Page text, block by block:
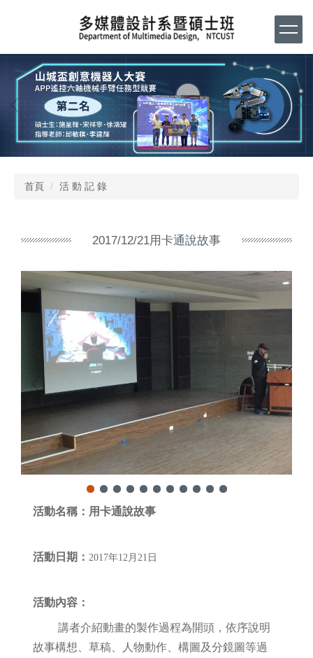
要
區
首頁 活 動 記 錄
2017/12/21用卡通說故事
活動名稱： 用卡通說故事
活動日期： 2017年12月21日
活動內容：
講者介紹動畫的製作過程為開頭，依序說明
故事構想、草稿、人物動作、構圖及分鏡圖等過